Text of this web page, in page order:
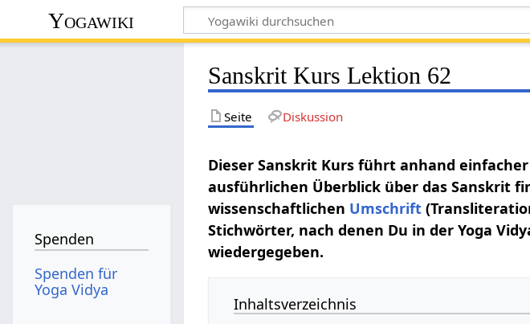
Yogawiki
Sanskrit Kurs Lektion 62
Seite Diskussion
Dieser Sanskrit Kurs führt anhand
ausführlichen Überblick über das Sanskrit
wissenschaftlichen Umschrift
Stichwörter, nach denen Du in der Yoga
wiedergegeben.
Inhaltsverzeichnis
Spenden
Spenden für
Yoga Vidya